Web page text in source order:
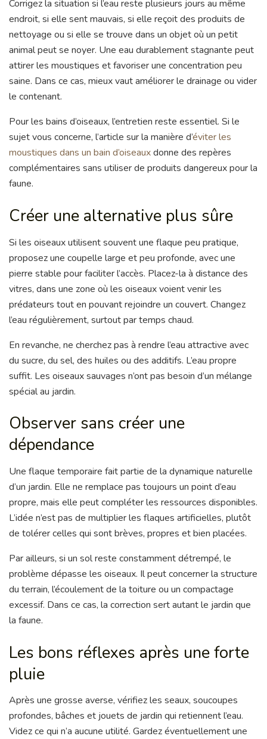
Corrigez la situation si l’eau reste plusieurs jours au même
endroit, si elle sent mauvais, si elle reçoit des produits de
nettoyage ou si elle se trouve dans un objet où un petit
animal peut se noyer. Une eau durablement stagnante peut
attirer les moustiques et favoriser une concentration peu
saine. Dans ce cas, mieux vaut améliorer le drainage ou vider
le contenant.
Pour les bains d’oiseaux, l’entretien reste essentiel. Si le
sujet vous concerne, l’article sur la manière d’éviter les
moustiques dans un bain d’oiseauxdonne des repères
complémentaires sans utiliser de produits dangereux pour la
faune.
Créer une alternative plus sûre
Si les oiseaux utilisent souvent une flaque peu pratique,
proposez une coupelle large et peu profonde, avec une
pierre stable pour faciliter l’accès. Placez-la à distance des
vitres, dans une zone où les oiseaux voient venir les
prédateurs tout en pouvant rejoindre un couvert. Changez
l’eau régulièrement, surtout par temps chaud.
En revanche, ne cherchez pas à rendre l’eau attractive avec
du sucre, du sel, des huiles ou des additifs. L’eau propre
suffit. Les oiseaux sauvages n’ont pas besoin d’un mélange
spécial au jardin.
Observer sans créer une
dépendance
Une flaque temporaire fait partie de la dynamique naturelle
d’un jardin. Elle ne remplace pas toujours un point d’eau
propre, mais elle peut compléter les ressources disponibles.
L’idée n’est pas de multiplier les flaques artificielles, plutôt
de tolérer celles qui sont brèves, propres et bien placées.
Par ailleurs, si un sol reste constamment détrempé, le
problème dépasse les oiseaux. Il peut concerner la structure
du terrain, l’écoulement de la toiture ou un compactage
excessif. Dans ce cas, la correction sert autant le jardin que
la faune.
Les bons réflexes après une forte
pluie
Après une grosse averse, vérifiez les seaux, soucoupes
profondes, bâches et jouets de jardin qui retiennent l’eau.
Videz ce qui n’a aucune utilité. Gardez éventuellement une